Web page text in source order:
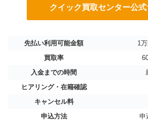
クイック買取センター公
先払い利用可能金額
1
買取率
入金までの時間
ヒアリング・在籍確認
キャンセル料
申込方法
申